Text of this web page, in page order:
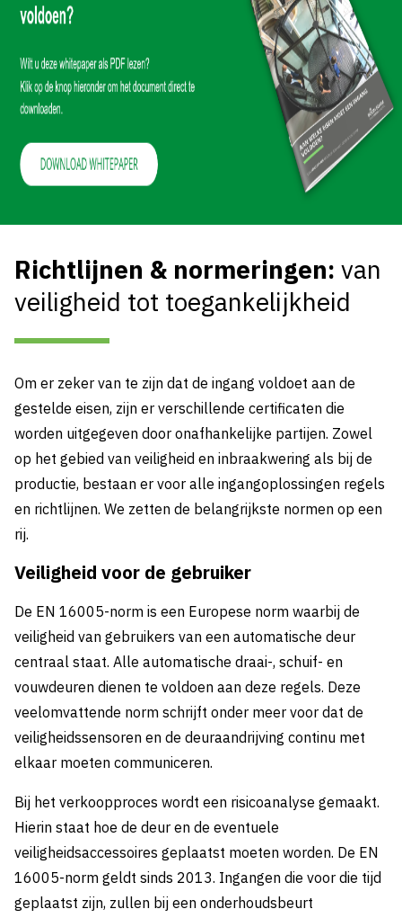
Richtlijnen & normeringen: van
veiligheid tot toegankelijkheid
Om er zeker van te zijn dat de ingang voldoet aan de
gestelde eisen, zijn er verschillende certificaten die
worden uitgegeven door onafhankelijke partijen. Zowel
op het gebied van veiligheid en inbraakwering als bij de
productie, bestaan er voor alle ingangoplossingen regels
en richtlijnen. We zetten de belangrijkste normen op een
rij.
Veiligheid voor de gebruiker
De EN 16005-norm is een Europese norm waarbij de
veiligheid van gebruikers van een automatische deur
centraal staat. Alle automatische draai-, schuif- en
vouwdeuren dienen te voldoen aan deze regels. Deze
veelomvattende norm schrijft onder meer voor dat de
veiligheidssensoren en de deuraandrijving continu met
elkaar moeten communiceren.
Bij het verkoopproces wordt een risicoanalyse gemaakt.
Hierin staat hoe de deur en de eventuele
veiligheidsaccessoires geplaatst moeten worden. De EN
16005-norm geldt sinds 2013. Ingangen die voor die tijd
geplaatst zijn, zullen bij een onderhoudsbeurt